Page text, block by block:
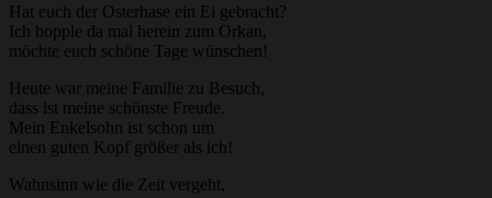
Hat euch der Osterhase ein Ei gebracht?
Ich hopple da mal herein zum Orkan,
möchte euch schöne Tage wünschen!
Heute war meine Familie zu Besuch,
dass ist meine schönste Freude.
Mein Enkelsohn ist schon um
einen guten Kopf größer als ich!
Wahnsinn wie die Zeit vergeht,